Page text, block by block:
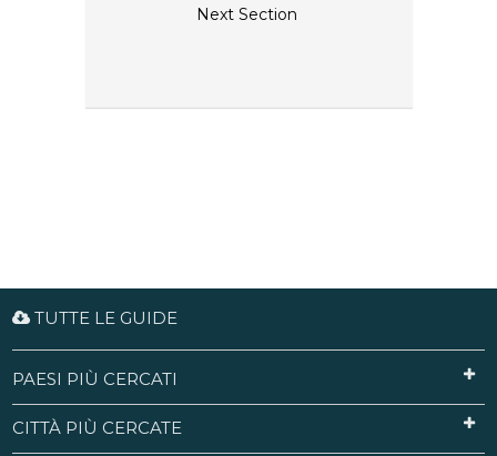
Next Section
TUTTE LE GUIDE
PAESI PIÙ CERCATI
CITTÀ PIÙ CERCATE